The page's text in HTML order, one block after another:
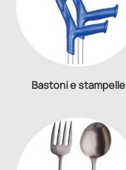
Bastoni e stampelle